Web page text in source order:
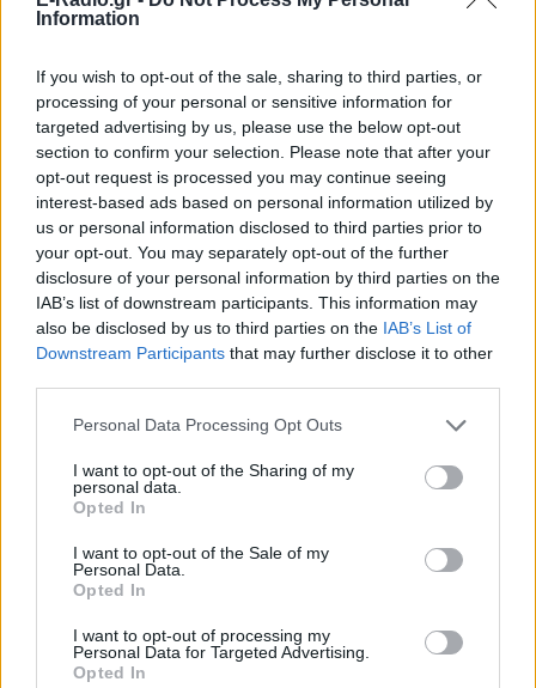
Information
If you wish to opt-out of the sale, sharing to third parties, or
processing of your personal or sensitive information for
targeted advertising by us, please use the below opt-out
section to confirm your selection. Please note that after your
opt-out request is processed you may continue seeing
interest-based ads based on personal information utilized by
us or personal information disclosed to third parties prior to
your opt-out. You may separately opt-out of the further
disclosure of your personal information by third parties on the
IAB’s list of downstream participants. This information may
also be disclosed by us to third parties on the IAB’s List of
Downstream Participants that may further disclose it to other
Personal Data Processing Opt Outs
I want to opt-out of the Sharing of my
personal data.
Opted In
I want to opt-out of the Sale of my
Personal Data.
Opted In
I want to opt-out of processing my
Personal Data for Targeted Advertising.
Opted In
ΔΕΙΤΕ ΕΠΙΣΗΣ
ΣΤΗΝ ΙΔΙΑ ΚΑΤΗΓΟΡΙΑ
Μέσα σε αυτό το σπήλαιο θα
περπατήσεις κυριολεκτικά
μέσα στο νερό – Η εμπειρία
Το φυσικό αξιοθέατο που εντυπωσιάζει
Το navy jumpsuit της Βάσως